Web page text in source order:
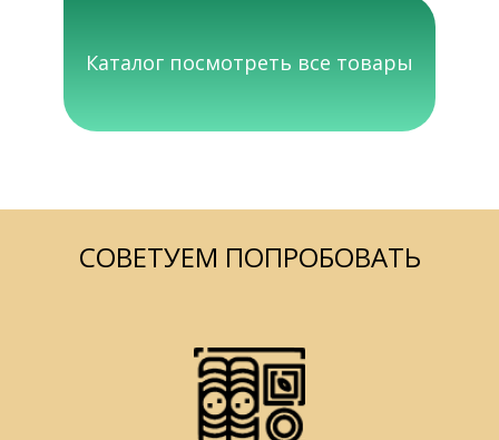
Каталог посмотреть все товары
СОВЕТУЕМ ПОПРОБОВАТЬ